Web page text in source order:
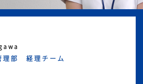
理部 経理チーム